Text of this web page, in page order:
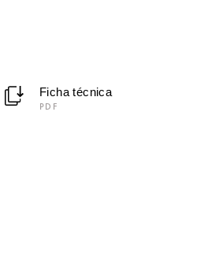
Ficha técnica
PDF